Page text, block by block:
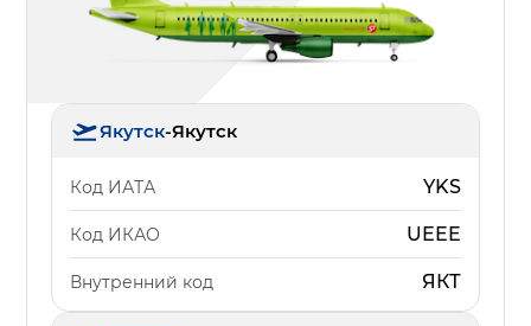
Якутск-Якутск
Код ИАТА YKS
Код ИКАО UEEE
Внутренний код ЯКТ